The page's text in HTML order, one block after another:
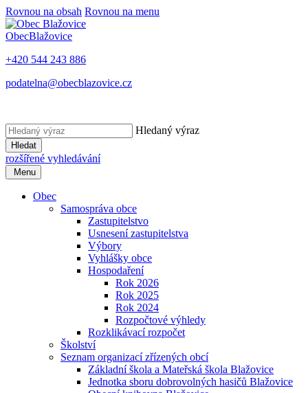
Rovnou na obsah Rovnou na menu
ObecBlažovice
+420 544 243 886
podatelna@obecblazovice.cz
Hledaný výraz
Hledat
rozšířené vyhledávání
Menu
Obec
Samospráva obce
Zastupitelstvo
Usnesení zastupitelstva
Výbory
Vyhlášky obce
Hospodaření
Rok 2026
Rok 2025
Rok 2024
Rozpočtové výhledy
Rozklikávací rozpočet
Školství
Seznam organizací zřízených obcí
Základní škola a Mateřská škola Blažovice
Jednotka sboru dobrovolných hasičů Blažovice